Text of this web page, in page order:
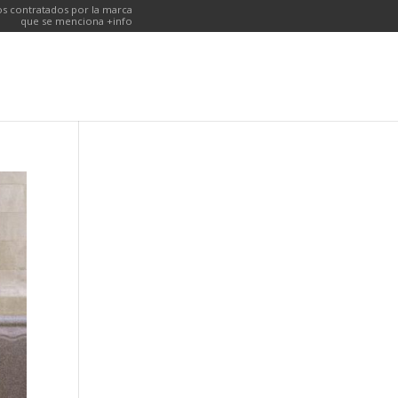
contratados por la marca
que se menciona +info